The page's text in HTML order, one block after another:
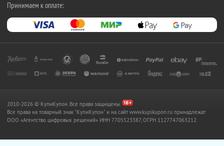
Принимаем к оплате:
2010-2026 © КупиКупон. Все права защищены.
Все права на товарный знак "КупиКупон" и на сайт www.kupikupon.ru принадлежат
OOO «Агентство цифровых решений» ИНН 7705523387, ОГРН 1127747063212